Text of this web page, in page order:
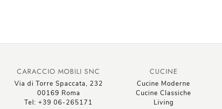
CARACCIO MOBILI SNC
Via di Torre Spaccata, 232
00169 Roma
Tel: +39 06-265171
CUCINE
Cucine Moderne
Cucine Classiche
Living